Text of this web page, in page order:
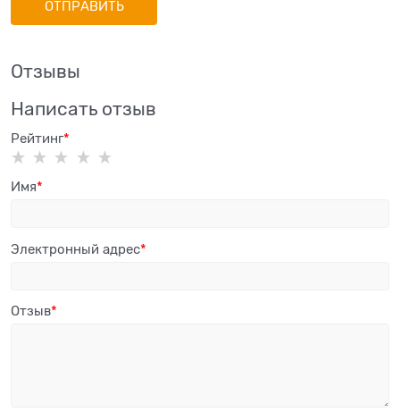
Отзывы
Написать отзыв
Рейтинг
Имя
Электронный адрес
Отзыв